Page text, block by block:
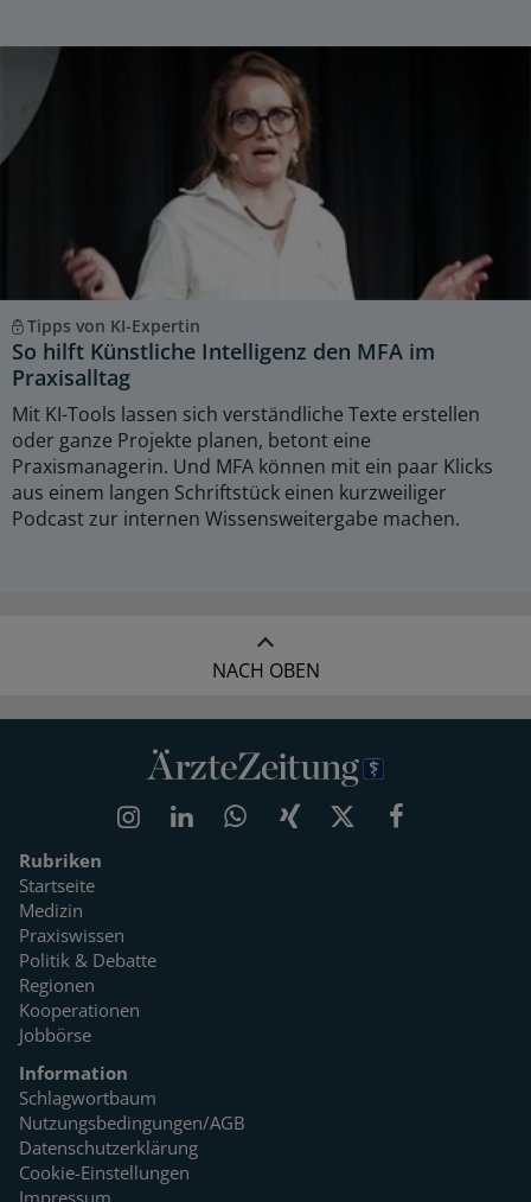
Tipps von KI-Expertin
So hilft Künstliche Intelligenz den MFA im
Praxisalltag
Mit KI-Tools lassen sich verständliche Texte erstellen
oder ganze Projekte planen, betont eine
Praxismanagerin. Und MFA können mit ein paar Klicks
aus einem langen Schriftstück einen kurzweiliger
Podcast zur internen Wissensweitergabe machen.
NACH OBEN
Rubriken
Startseite
Medizin
Praxiswissen
Politik & Debatte
Regionen
Kooperationen
Jobbörse
Information
Schlagwortbaum
Nutzungsbedingungen/AGB
Datenschutzerklärung
Cookie-Einstellungen